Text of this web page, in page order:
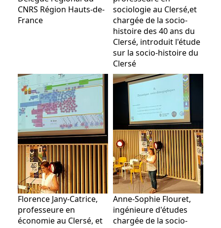
CNRS Région Hauts-de-
France
sociologie au Clersé,et
chargée de la socio-
histoire des 40 ans du
Clersé, introduit l'étude
sur la socio-histoire du
Clersé
Florence Jany-Catrice,
professeure en
économie au Clersé, et
Anne-Sophie Flouret,
ingénieure d'études
chargée de la socio-